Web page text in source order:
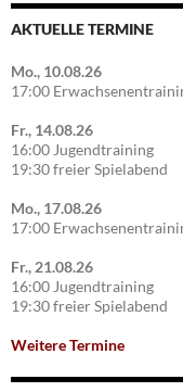
AKTUELLE TERMINE
Mo., 10.08.26
17:00
Fr., 14.08.26
16:00 Jugendtraining
19:30 freier Spielabend
Mo., 17.08.26
17:00
Fr., 21.08.26
16:00 Jugendtraining
19:30 freier Spielabend
Weitere Termine